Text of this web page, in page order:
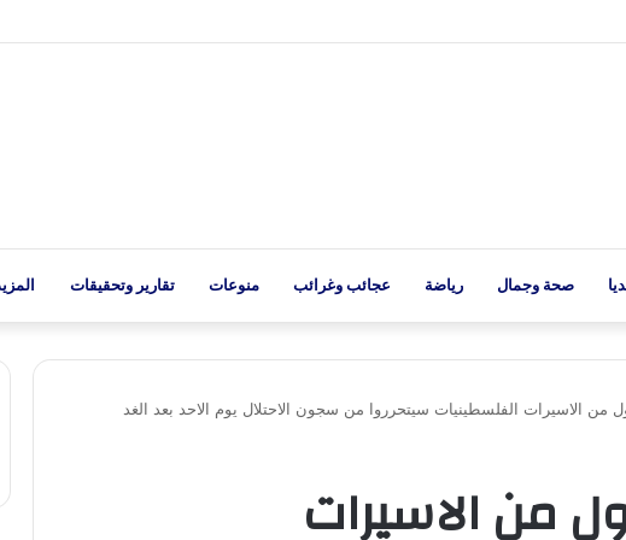
صحة وجمال رياضة عجائب وغرائب منوعات تقارير وتحقيقات
من الاسيرات الفلسطينيات سيتحرروا من سجون الاحتلال يوم الاحد بعد الغد
من الاسيرات